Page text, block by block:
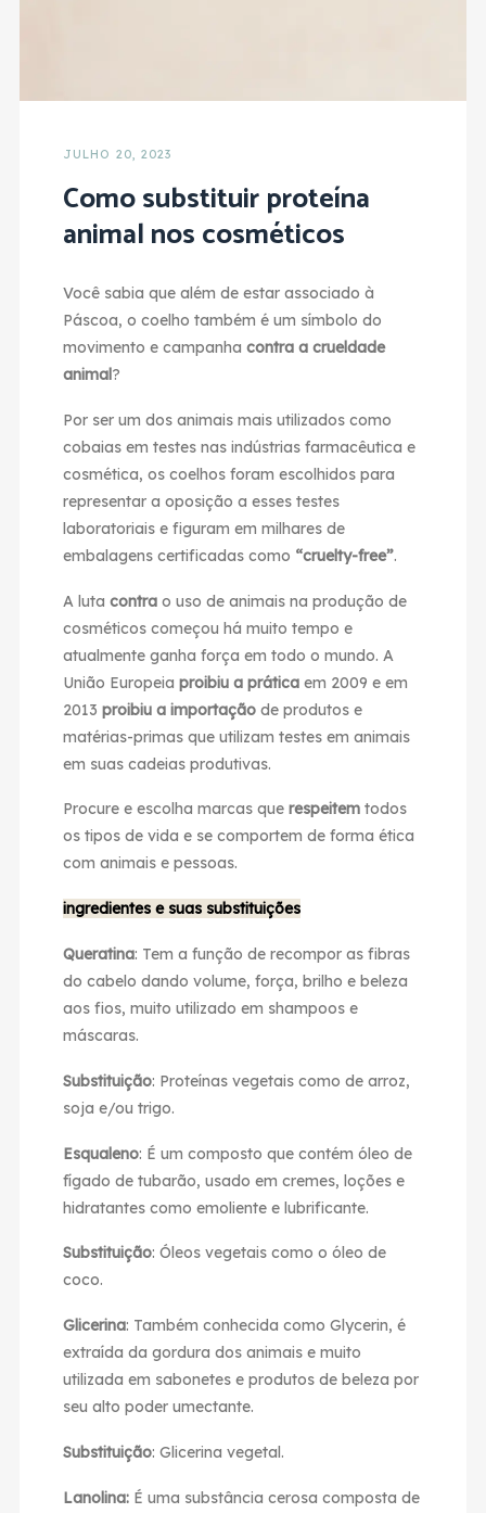
JULHO 20, 2023
Como substituir proteína
animal nos cosméticos
Você sabia que além de estar associado à
Páscoa, o coelho também é um símbolo do
movimento e campanha contra a crueldade
animal?
Por ser um dos animais mais utilizados como
cobaias em testes nas indústrias farmacêutica e
cosmética, os coelhos foram escolhidos para
representar a oposição a esses testes
laboratoriais e figuram em milhares de
embalagens certificadas como “cruelty-free”.
A luta contrao uso de animais na produção de
cosméticos começou há muito tempo e
atualmente ganha força em todo o mundo. A
União Europeia proibiu a práticaem 2009 e em
2013 proibiu a importaçãode produtos e
matérias-primas que utilizam testes em animais
em suas cadeias produtivas.
Procure e escolha marcas que respeitemtodos
os tipos de vida e se comportem de forma ética
com animais e pessoas.
ingredientes e suas substituições
Queratina: Tem a função de recompor as fibras
do cabelo dando volume, força, brilho e beleza
aos fios, muito utilizado em shampoos e
máscaras.
Substituição: Proteínas vegetais como de arroz,
soja e/ou trigo.
Esqualeno: É um composto que contém óleo de
fígado de tubarão, usado em cremes, loções e
hidratantes como emoliente e lubrificante.
Substituição: Óleos vegetais como o óleo de
coco.
Glicerina: Também conhecida como Glycerin, é
extraída da gordura dos animais e muito
utilizada em sabonetes e produtos de beleza por
seu alto poder umectante.
Substituição: Glicerina vegetal.
Lanolina: É uma substância cerosa composta de